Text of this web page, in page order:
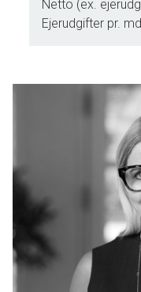
Netto (ex.
Ejerudgifter pr.